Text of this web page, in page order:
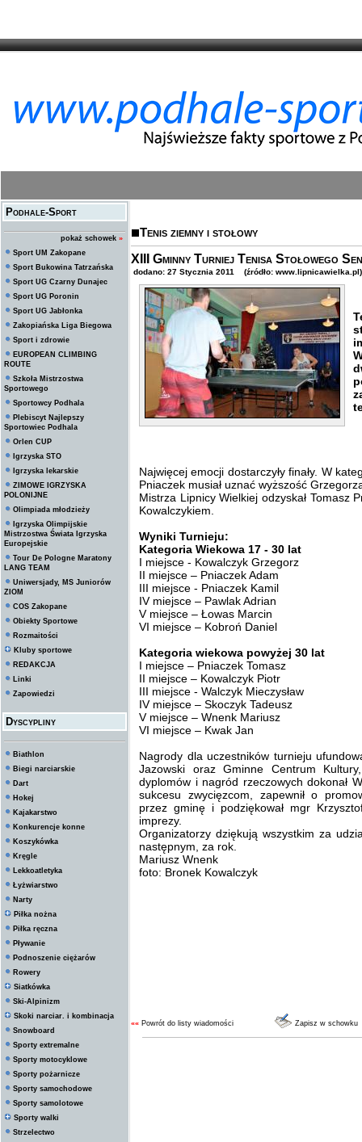
Podhale-Sport
pokaż schowek »
Sport UM Zakopane
Sport Bukowina Tatrzańska
Sport UG Czarny Dunajec
Sport UG Poronin
Sport UG Jabłonka
Zakopiańska Liga Biegowa
Sport i zdrowie
EUROPEAN CLIMBING
ROUTE
Szkoła Mistrzostwa
Sportowego
Sportowcy Podhala
Plebiscyt Najlepszy
Sportowiec Podhala
Orlen CUP
Igrzyska STO
Igrzyska lekarskie
ZIMOWE IGRZYSKA
POLONIJNE
Olimpiada młodzieży
Igrzyska Olimpijskie
Mistrzostwa Świata Igrzyska
Europejskie
Tour De Pologne Maratony
LANG TEAM
Uniwersjady, MS Juniorów
ZIOM
COS Zakopane
Obiekty Sportowe
Rozmaitości
Kluby sportowe
REDAKCJA
Linki
Zapowiedzi
Dyscypliny
Biathlon
Biegi narciarskie
Dart
Hokej
Kajakarstwo
Konkurencje konne
Koszykówka
Kręgle
Lekkoatletyka
Łyżwiarstwo
Narty
Piłka nożna
Piłka ręczna
Pływanie
Podnoszenie ciężarów
Rowery
Siatkówka
Ski-Alpinizm
Skoki narciar. i kombinacja
Snowboard
Sporty extremalne
Sporty motocyklowe
Sporty pożarnicze
Sporty samochodowe
Sporty samolotowe
Sporty walki
Strzelectwo
Tenis ziemny i stołowy
XIII Gminny Turniej Tenisa Stołowego
dodano: 27 Stycznia 2011 (źródło: www.lipnicawielka.pl)
Najwięcej emocji dostarczyły finały. W
Pniaczek musiał uznać wyższość
Mistrza Lipnicy Wielkiej odzyskał Tomasz
Kowalczykiem.
Wyniki Turnieju:
Kategoria Wiekowa 17 - 30 lat
I miejsce - Kowalczyk Grzegorz
II miejsce – Pniaczek Adam
III miejsce - Pniaczek Kamil
IV miejsce – Pawlak Adrian
V miejsce – Łowas Marcin
VI miejsce – Kobroń Daniel
Kategoria wiekowa powyżej 30 lat
I miejsce – Pniaczek Tomasz
II miejsce – Kowalczyk Piotr
III miejsce - Walczyk Mieczysław
IV miejsce – Skoczyk Tadeusz
V miejsce – Wnenk Mariusz
VI miejsce – Kwak Jan
Nagrody dla uczestników turnieju
Jazowski oraz Gminne Centrum
dyplomów i nagród rzeczowych dokonał
sukcesu zwycięzcom, zapewnił o
przez gminę i podziękował mgr
imprezy.
Organizatorzy dziękują wszystkim za
następnym, za rok.
Mariusz Wnenk
foto: Bronek Kowalczyk
«« Powrót do listy wiadomości Zapisz w schowku